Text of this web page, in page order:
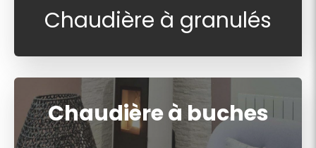
Chaudière à granulés
Chaudière à buches